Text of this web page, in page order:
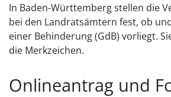
In Baden-Württemberg stellen die
bei den Landratsämtern fest, ob
einer Behinderung (GdB) vorliegt.
die Merkzeichen.
Onlineantrag und